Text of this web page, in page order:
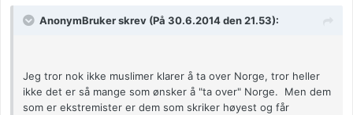
AnonymBruker skrev (På 30.6.2014 den 21.53):
Jeg tror nok ikke muslimer klarer å ta over Norge, tror heller
ikke det er så mange som ønsker å "ta over" Norge. Men dem
som er ekstremister er dem som skriker høyest og får